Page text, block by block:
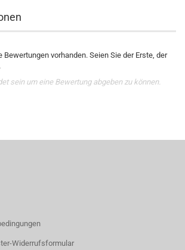
Bewertungen vorhanden. Seien Sie der Erste, der
sein um eine Bewertung abgeben zu können.
Widerrufsformular